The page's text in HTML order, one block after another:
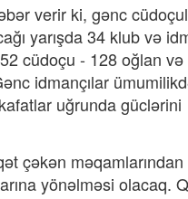
verir ki, gənc
yarışda 34 klub və
cüdoçu - 128 oğlan və
idmançılar
uğrunda güclərini
çəkən
yönəlməsi olacaq.